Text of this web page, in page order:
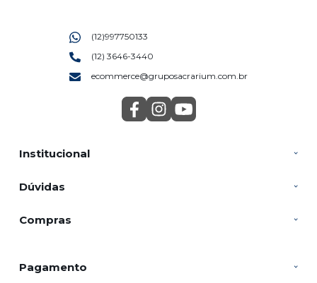
Institucional
Dúvidas
Compras
(12)997750133
(12) 3646-3440
ecommerce@gruposacrarium.com.br
Pagamento